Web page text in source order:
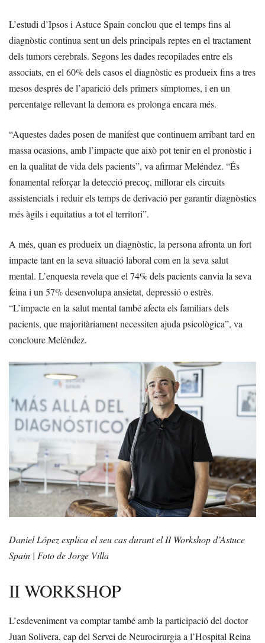
L’estudi d’Ipsos i Astuce Spain conclou que el temps fins al
diagnòstic continua sent un dels principals reptes en el tractament
dels tumors cerebrals. Segons les dades recopilades entre els
associats, en el 60% dels casos el diagnòstic es produeix fins a tres
mesos després de l’aparició dels primers símptomes, i en un
percentatge rellevant la demora es prolonga encara més.
“Aquestes dades posen de manifest que continuem arribant tard en
massa ocasions, amb l’impacte que això pot tenir en el pronòstic i
en la qualitat de vida dels pacients”, va afirmar Meléndez. “És
fonamental reforçar la detecció precoç, millorar els circuits
assistencials i reduir els temps de derivació per garantir diagnòstics
més àgils i equitatius a tot el territori”.
A més, quan es produeix un diagnòstic, la persona afronta un fort
impacte tant en la seva situació laboral com en la seva salut
mental. L’enquesta revela que el 74% dels pacients canvia la seva
feina i un 57% desenvolupa ansietat, depressió o estrès.
“L’impacte en la salut mental també afecta els familiars dels
pacients, que majoritàriament necessiten ajuda psicològica”, va
concloure Meléndez.
Daniel López explica el seu cas durant el II Workshop d’Astuce
Spain | Foto de Jorge Villa
II WORKSHOP
L’esdeveniment va comptar també amb la participació del doctor
Juan Solivera, cap del Servei de Neurocirurgia a l’Hospital Reina